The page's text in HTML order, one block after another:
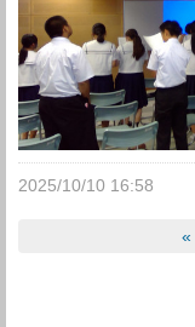
2025/10/10 16:58
«